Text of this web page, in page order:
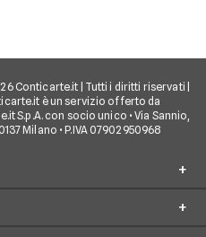
Conticarte.it | Tutti i diritti riservati |
è un servizio offerto da
S.p.A. con socio unico • Via Sannio,
Milano • P.IVA 07902950968